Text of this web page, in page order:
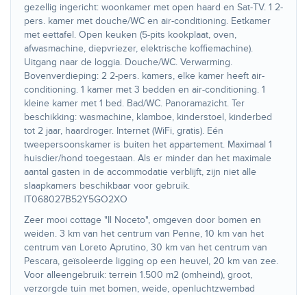
gezellig ingericht: woonkamer met open haard en Sat-TV. 1 2-
pers. kamer met douche/WC en air-conditioning. Eetkamer
met eettafel. Open keuken (5-pits kookplaat, oven,
afwasmachine, diepvriezer, elektrische koffiemachine).
Uitgang naar de loggia. Douche/WC. Verwarming.
Bovenverdieping: 2 2-pers. kamers, elke kamer heeft air-
conditioning. 1 kamer met 3 bedden en air-conditioning. 1
kleine kamer met 1 bed. Bad/WC. Panoramazicht. Ter
beschikking: wasmachine, klamboe, kinderstoel, kinderbed
tot 2 jaar, haardroger. Internet (WiFi, gratis). Eén
tweepersoonskamer is buiten het appartement. Maximaal 1
huisdier/hond toegestaan. Als er minder dan het maximale
aantal gasten in de accommodatie verblijft, zijn niet alle
slaapkamers beschikbaar voor gebruik.
IT068027B52Y5GO2XO
Zeer mooi cottage "Il Noceto", omgeven door bomen en
weiden. 3 km van het centrum van Penne, 10 km van het
centrum van Loreto Aprutino, 30 km van het centrum van
Pescara, geïsoleerde ligging op een heuvel, 20 km van zee.
Voor alleengebruik: terrein 1.500 m2 (omheind), groot,
verzorgde tuin met bomen, weide, openluchtzwembad